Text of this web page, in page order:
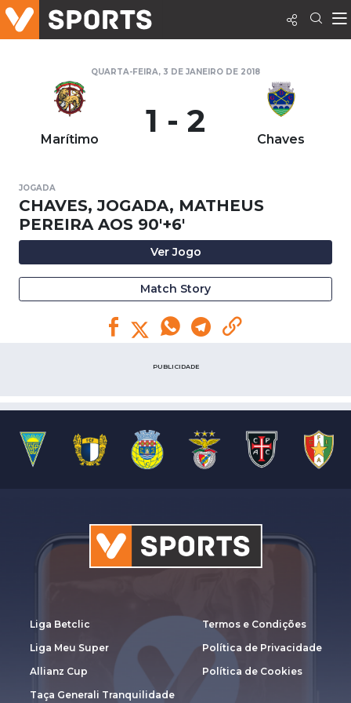
QUARTA-FEIRA, 3 DE JANEIRO DE 2018
Marítimo 1 - 2 Chaves
JOGADA
CHAVES, JOGADA, MATHEUS
PEREIRA AOS 90'+6'
Ver Jogo
Match Story
PUBLICIDADE
Liga Betclic
Liga Meu Super
Allianz Cup
Taça Generali Tranquilidade
Termos e Condições
Política de Privacidade
Política de Cookies